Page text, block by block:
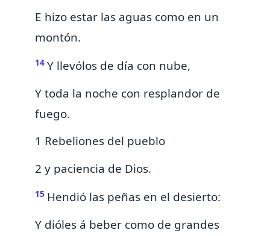
E hizo estar las aguas como en un
montón.
14 Y llevólos de día con nube,
Y toda la noche con resplandor de
fuego.
1 Rebeliones del pueblo
2 y paciencia de Dios.
15 Hendió las peñas en el desierto:
Y dióles á beber como de grandes